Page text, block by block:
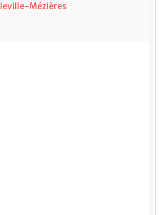
Mézières